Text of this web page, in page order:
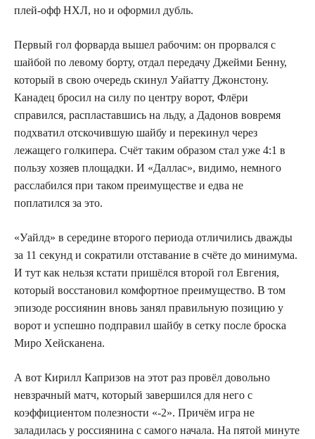
плей-офф НХЛ, но и оформил дубль.
Первый гол форварда вышел рабочим: он прорвался с
шайбой по левому борту, отдал передачу Джейми Бенну,
который в свою очередь скинул Уайатту Джонстону.
Канадец бросил на силу по центру ворот, Флёри
справился, распластавшись на льду, а Дадонов вовремя
подхватил отскочившую шайбу и перекинул через
лежащего голкипера. Счёт таким образом стал уже 4:1 в
пользу хозяев площадки. И «Даллас», видимо, немного
расслабился при таком преимуществе и едва не
поплатился за это.
«Уайлд» в середине второго периода отличились дважды
за 11 секунд и сократили отставание в счёте до минимума.
И тут как нельзя кстати пришёлся второй гол Евгения,
который восстановил комфортное преимущество. В том
эпизоде россиянин вновь занял правильную позицию у
ворот и успешно подправил шайбу в сетку после броска
Миро Хейсканена.
А вот Кирилл Капризов на этот раз провёл довольно
невзрачный матч, который завершился для него с
коэффициентом полезности «-2». Причём игра не
заладилась у россиянина с самого начала. На пятой минуте